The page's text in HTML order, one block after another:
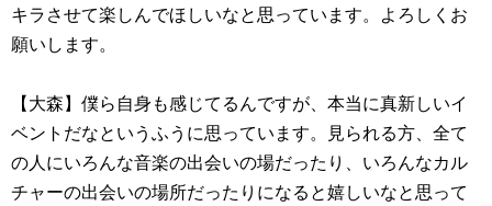
キラさせて楽しんでほしいなと思っています。よろしくお
願いします。
【大森】僕ら自身も感じてるんですが、本当に真新しいイ
ベントだなというふうに思っています。見られる方、全て
の人にいろんな音楽の出会いの場だったり、いろんなカル
チャーの出会いの場所だったりになると嬉しいなと思って